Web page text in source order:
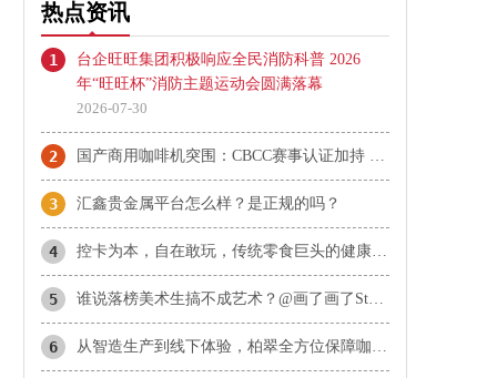
热点资讯
1
台企旺旺集团积极响应全民消防科普 2026
年“旺旺杯”消防主题运动会圆满落幕
2026-07-30
2 国产商用咖啡机突围：CBCC赛事认证加持 柏翠天工Plus成咖啡机推荐热门
3 汇鑫贵金属平台怎么样？是正规的吗？
4 控卡为本，自在敢玩，传统零食巨头的健康赛道长期主义实践
5 谁说落榜美术生搞不成艺术？@画了画了Stone 带着上百张“神作”，约你北京见！
6 从智造生产到线下体验，柏翠全方位保障咖啡机使用品质